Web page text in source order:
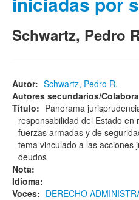
Schwartz, Pedro
Autor: Schwartz, Pedro R.
Autores secundarios/
Título: Panorama
responsabilidad del Estado
fuerzas armadas y de
tema vinculado a las acciones
deudos
Nota:
Idioma:
Voces: DERECHO